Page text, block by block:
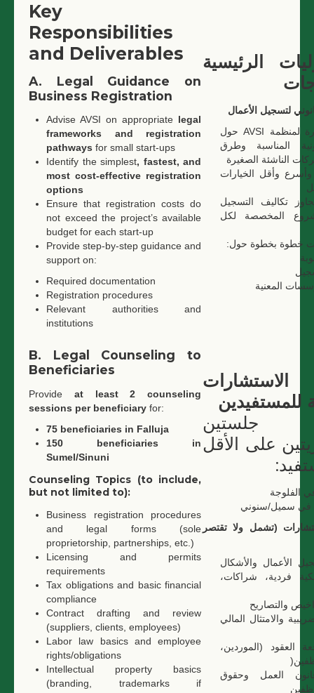
Key
Responsibilities
and Deliverables
A. Legal Guidance on
Business Registration
Advise AVSI on appropriate legal
frameworks and registration
pathways for small start-ups
Identify the simplest, fastest, and
most cost-effective registration
options
Ensure that registration costs do
not exceed the project’s available
budget for each start-up
Provide step-by-step guidance and
support on:
Required documentation
Registration procedures
Relevant authorities and
institutions
الرئيسية
لتسجيل الأعمال
تقديم المشورة لمنظمة AVSI حول
المناسبة وطرق
الناشئة الصغيرة
وأقل الخيارات
تكاليف التسجيل
المخصصة لكل
خطوة بخطوة حول:
المعنية
B. Legal Counseling to
Beneficiaries
Provide at least 2 counseling
sessions per beneficiary for:
75 beneficiaries in Falluja
150 beneficiaries in
Sumel/Sinuni
Counseling Topics (to include,
but not limited to):
Business registration procedures
and legal forms (sole
proprietorship, partnerships, etc.)
Licensing and permits
requirements
Tax obligations and basic financial
compliance
Contract drafting and review
(suppliers, clients, employees)
Labor law basics and employee
rights/obligations
Intellectual property basics
(branding, trademarks if
للمستفيدين
جلستين
على الأقل
(تشمل ولا تقتصر
الأعمال والأشكال
فردية، شراكات،
والتصاريح
والامتثال المالي
العقود (الموردين،
العمل وحقوق